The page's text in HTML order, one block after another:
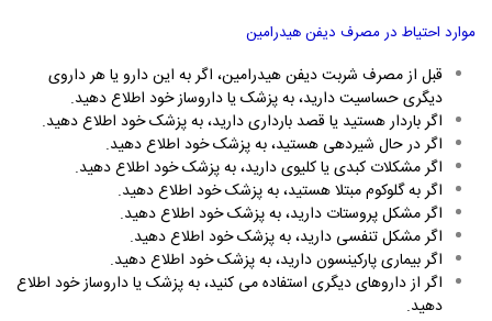
موارد احتیاط در مصرف دیفن هیدرامین
قبل از مصرف شربت دیفن هیدرامین، اگر به این دارو یا هر داروی
دیگری حساسیت دارید، به پزشک یا داروساز خود اطلاع دهید.
اگر باردار هستید یا قصد بارداری دارید، به پزشک خود اطلاع دهید.
اگر در حال شیردهی هستید، به پزشک خود اطلاع دهید.
اگر مشکلات کبدی یا کلیوی دارید، به پزشک خود اطلاع دهید.
اگر به گلوکوم مبتلا هستید، به پزشک خود اطلاع دهید.
اگر مشکل پروستات دارید، به پزشک خود اطلاع دهید.
اگر مشکل تنفسی دارید، به پزشک خود اطلاع دهید.
اگر بیماری پارکینسون دارید، به پزشک خود اطلاع دهید.
اگر از داروهای دیگری استفاده می کنید، به پزشک یا داروساز خود اطلاع
دهید.